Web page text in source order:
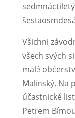
Všichni
všech svých
malé
Malinský. Na
účastnické
Petrem